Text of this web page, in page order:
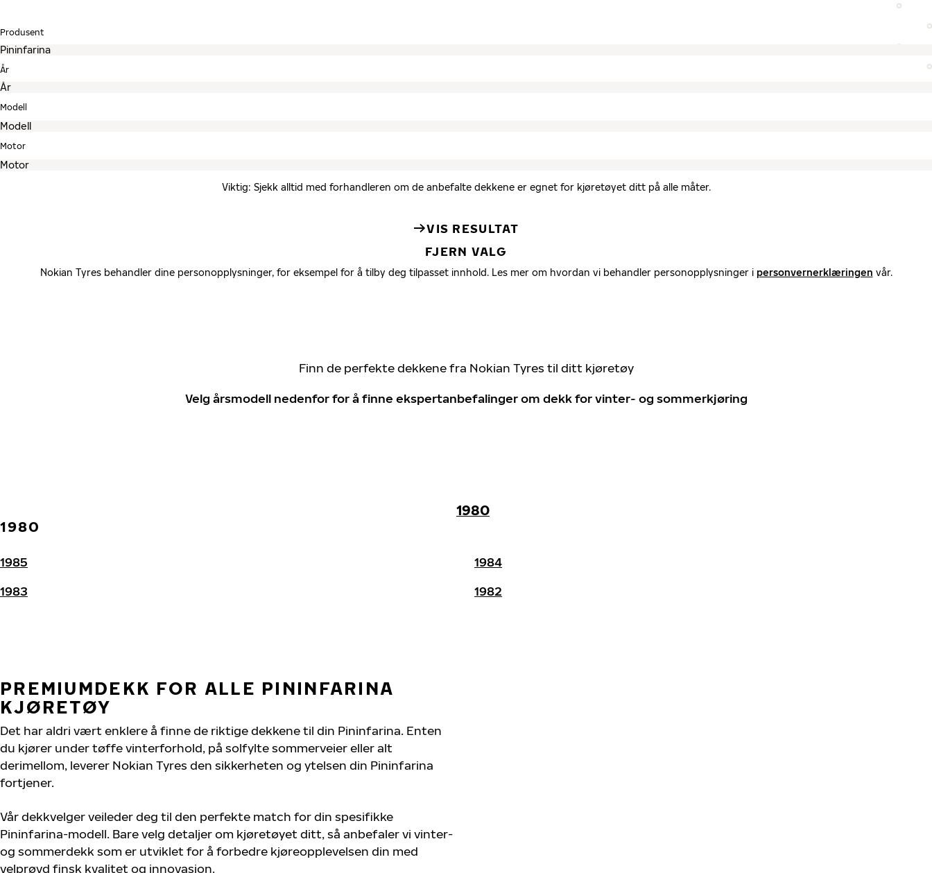
Produsent
År
Modell
Motor
Viktig: Sjekk alltid med forhandleren om de anbefalte dekkene er egnet for kjøretøyet ditt på alle måter.
VIS RESULTAT
FJERN VALG
Nokian Tyres behandler dine personopplysninger, for eksempel for å tilby deg tilpasset innhold. Les mer om hvordan vi behandler personopplysninger i personvernerklæringen vår.
Finn de perfekte dekkene fra Nokian Tyres til ditt kjøretøy
Velg årsmodell nedenfor for å finne ekspertanbefalinger om dekk for vinter- og sommerkjøring
1980
1980
1985
1984
1983
1982
PREMIUMDEKK FOR ALLE PININFARINA
KJØRETØY
Det har aldri vært enklere å finne de riktige dekkene til din Pininfarina. Enten
du kjører under tøffe vinterforhold, på solfylte sommerveier eller alt
derimellom, leverer Nokian Tyres den sikkerheten og ytelsen din Pininfarina
fortjener.
Vår dekkvelger veileder deg til den perfekte match for din spesifikke
Pininfarina-modell. Bare velg detaljer om kjøretøyet ditt, så anbefaler vi vinter-
og sommerdekk som er utviklet for å forbedre kjøreopplevelsen din med
velprøvd finsk kvalitet og innovasjon.